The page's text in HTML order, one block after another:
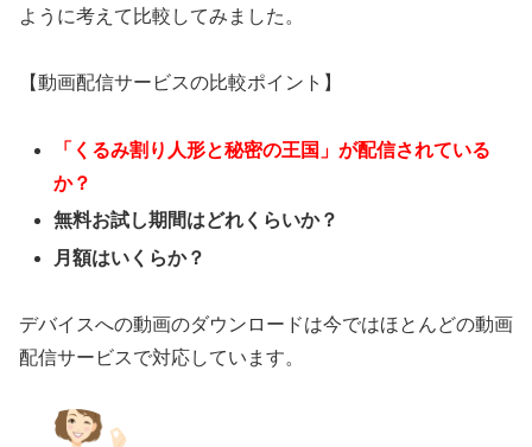
ように考えて比較してみました。
【動画配信サービスの比較ポイント】
「くるみ割り人形と秘密の王国」が配信されている
か？
無料お試し期間はどれくらいか？
月額はいくらか？
デバイスへの動画のダウンロードは今ではほとんどの動画
配信サービスで対応しています。